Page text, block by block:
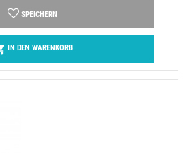
SPEICHERN
IN DEN WARENKORB